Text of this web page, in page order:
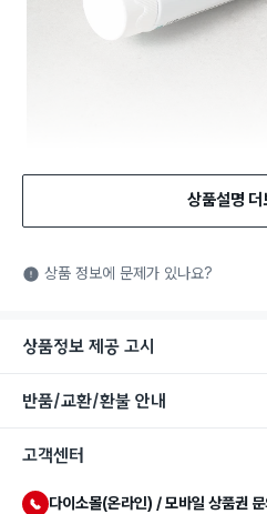
상품설명 더
상품 정보에 문제가 있나요?
상품정보 제공 고시
반품/교환/환불 안내
고객센터
다이소몰(온라인) / 모바일 상품권 문